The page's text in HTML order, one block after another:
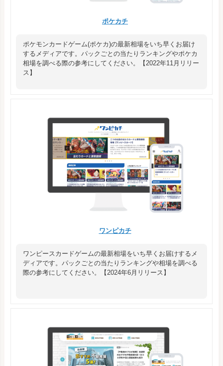
ポケカチ
ポケモンカードゲーム(ポケカ)の最新相場をいち早くお届け
するメディアです。パックごとの当たりランキングやポケカ
相場を調べる際の参考にしてください。【2022年11月リリー
ス】
ワンピカチ
ワンピースカードゲームの最新相場をいち早くお届けするメ
ディアです。パックごとの当たりランキングや相場を調べる
際の参考にしてください。【2024年6月リリース】